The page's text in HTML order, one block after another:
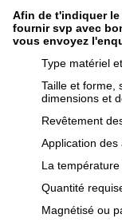
Afin de t'indiquer
fournir svp avec
vous envoyez
Type matériel
Taille et forme,
dimensions et
Revêtement
Application des
La
Quantité
Magnétisé ou